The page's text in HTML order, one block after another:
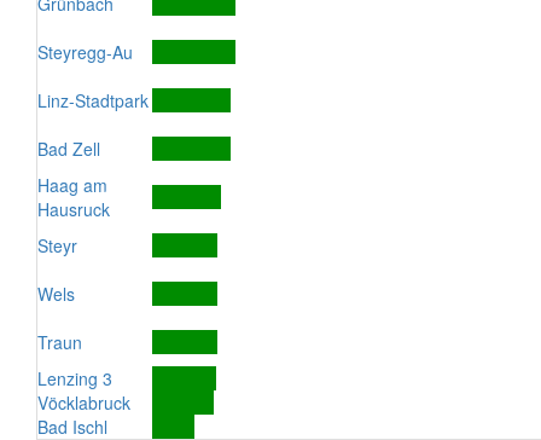
Steyregg-Au
Linz-Stadtpark
Bad Zell
Haag am
Hausruck
Steyr
Wels
Traun
Lenzing 3
Vöcklabruck
Bad Ischl